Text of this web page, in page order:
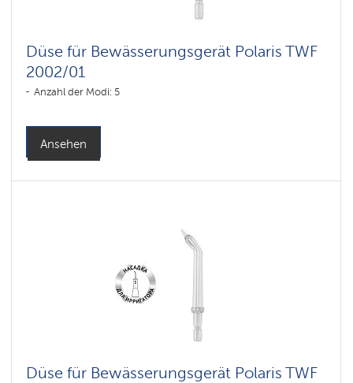
Düse für Bewässerungsgerät Polaris TWF
2002/01
Anzahl der Modi: 5
Ansehen
Düse für Bewässerungsgerät Polaris TWF